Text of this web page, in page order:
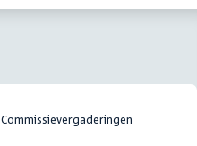
Commissievergaderingen